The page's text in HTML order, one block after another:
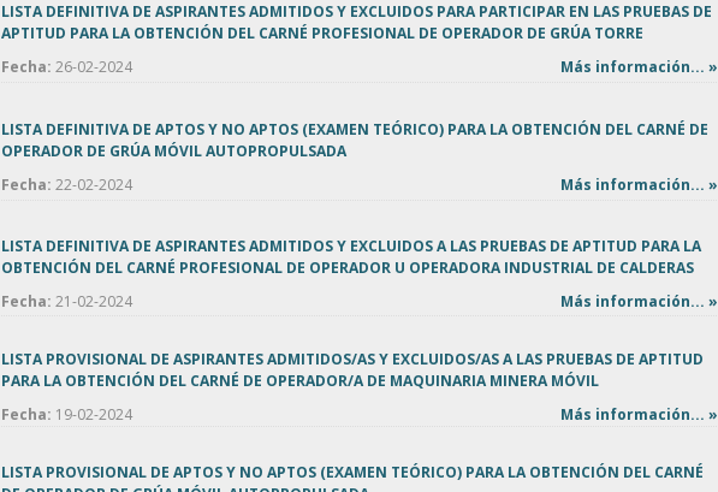
LISTA DEFINITIVA DE ASPIRANTES ADMITIDOS Y EXCLUIDOS PARA PARTICIPAR EN LAS PRUEBAS DE
APTITUD PARA LA OBTENCIÓN DEL CARNÉ PROFESIONAL DE OPERADOR DE GRÚA TORRE
Fecha: 26-02-2024 Más información... »
LISTA DEFINITIVA DE APTOS Y NO APTOS (EXAMEN TEÓRICO) PARA LA OBTENCIÓN DEL CARNÉ DE
OPERADOR DE GRÚA MÓVIL AUTOPROPULSADA
Fecha: 22-02-2024 Más información... »
LISTA DEFINITIVA DE ASPIRANTES ADMITIDOS Y EXCLUIDOS A LAS PRUEBAS DE APTITUD PARA LA
OBTENCIÓN DEL CARNÉ PROFESIONAL DE OPERADOR U OPERADORA INDUSTRIAL DE CALDERAS
Fecha: 21-02-2024 Más información... »
LISTA PROVISIONAL DE ASPIRANTES ADMITIDOS/AS Y EXCLUIDOS/AS A LAS PRUEBAS DE APTITUD
PARA LA OBTENCIÓN DEL CARNÉ DE OPERADOR/A DE MAQUINARIA MINERA MÓVIL
Fecha: 19-02-2024 Más información... »
LISTA PROVISIONAL DE APTOS Y NO APTOS (EXAMEN TEÓRICO) PARA LA OBTENCIÓN DEL CARNÉ